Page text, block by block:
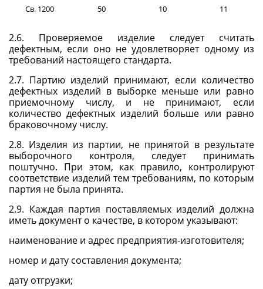
Св. 1200 50 10 11
2.6. Проверяемое изделие следует считать
дефектным, если оно не удовлетворяет одному из
требований настоящего стандарта.
2.7. Партию изделий принимают, если количество
дефектных изделий в выборке меньше или равно
приемочному числу, и не принимают, если
количество дефектных изделий больше или равно
браковочному числу.
2.8. Изделия из партии, не принятой в результате
выборочного контроля, следует принимать
поштучно. При этом, как правило, контролируют
соответствие изделий тем требованиям, по которым
партия не была принята.
2.9. Каждая партия поставляемых изделий должна
иметь документ о качестве, в котором указывают:
наименование и адрес предприятия-изготовителя;
номер и дату составления документа;
дату отгрузки;